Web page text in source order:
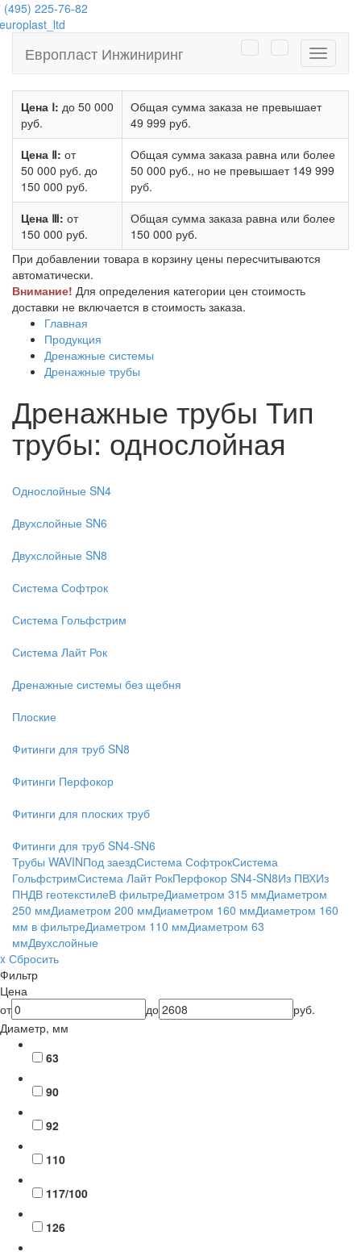
(495) 225-76-82
Европласт Инжиниринг
Цена Ⅰ: до 50 000
руб.
Общая сумма заказа не превышает
49 999 руб.
Цена Ⅱ: от
50 000 руб. до
150 000 руб.
Общая сумма заказа равна или более
50 000 руб., но не превышает 149 999
руб.
Цена Ⅲ: от
150 000 руб.
Общая сумма заказа равна или более
150 000 руб.
При добавлении товара в корзину цены пересчитываются
автоматически.
Внимание! Для определения категории цен стоимость
доставки не включается в стоимость заказа.
Главная
Продукция
Дренажные системы
Дренажные трубы
Дренажные трубы Тип
трубы: однослойная
Однослойные SN4
Двухслойные SN6
Двухслойные SN8
Система Софтрок
Система Гольфстрим
Система Лайт Рок
Дренажные системы без щебня
Плоские
Фитинги для труб SN8
Фитинги Перфокор
Фитинги для плоских труб
Фитинги для труб SN4-SN6
Трубы WAVINПод заездСистема СофтрокСистема
ГольфстримСистема Лайт РокПерфокор SN4-SN8Из ПВХИз
ПНДВ геотекстилеВ фильтреДиаметром 315 ммДиаметром
250 ммДиаметром 200 ммДиаметром 160 ммДиаметром 160
мм в фильтреДиаметром 110 ммДиаметром 63
ммДвухслойные
x Сбросить
Фильтр
Цена
от
до
руб.
Диаметр, мм
63
90
92
110
117/100
126